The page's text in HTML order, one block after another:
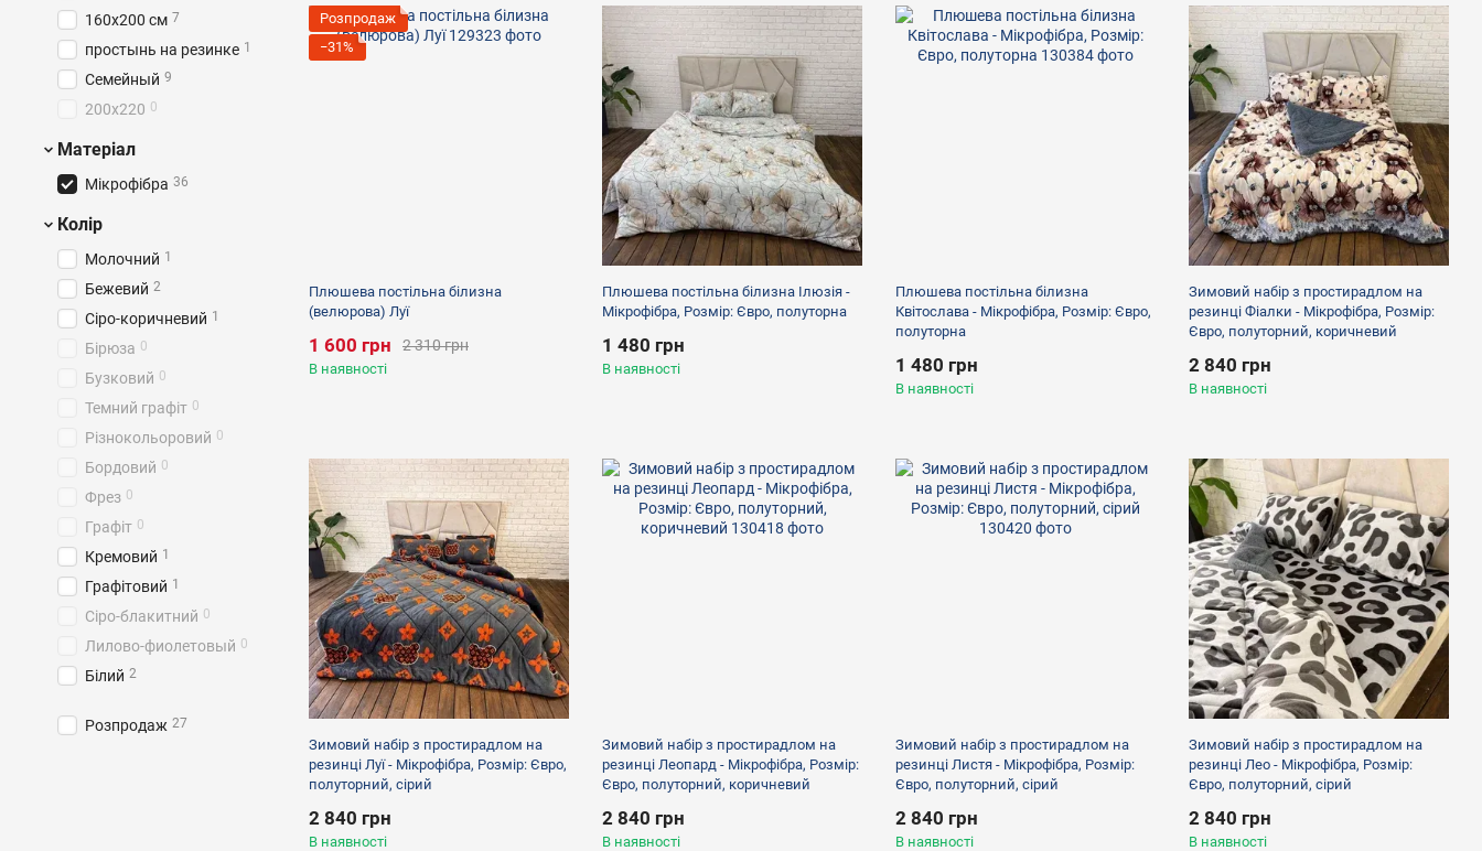
Розпродаж
−31%
Плюшева постільна білизна
(велюрова) Луї
2 310 грн
1 600 грн
В наявності
Плюшева постільна білизна Ілюзія -
Мікрофібра, Розмір: Євро, полуторна
1 480 грн
В наявності
Плюшева постільна білизна
Квітослава - Мікрофібра, Розмір: Євро,
полуторна
1 480 грн
В наявності
Зимовий набір з простирадлом на
резинці Фіалки - Мікрофібра, Розмір:
Євро, полуторний, коричневий
2 840 грн
В наявності
Зимовий набір з простирадлом на
резинці Луї - Мікрофібра, Розмір: Євро,
полуторний, сірий
2 840 грн
В наявності
Зимовий набір з простирадлом на
резинці Леопард - Мікрофібра, Розмір:
Євро, полуторний, коричневий
2 840 грн
В наявності
Зимовий набір з простирадлом на
резинці Листя - Мікрофібра, Розмір:
Євро, полуторний, сірий
2 840 грн
В наявності
Зимовий набір з простирадлом на
резинці Лео - Мікрофібра, Розмір:
Євро, полуторний, сірий
2 840 грн
В наявності
160х200 см 7
простынь на резинке 1
Семейный 9
200x220 0
Матеріал
Мікрофібра 36
Колір
Молочний 1
Бежевий 2
Сіро-коричневий 1
Бірюза 0
Бузковий 0
Темний графіт 0
Різнокольоровий 0
Бордовий 0
Фрез 0
Графіт 0
Кремовий 1
Графітовий 1
Сіро-блакитний 0
Лилово-фиолетовый 0
Білий 2
Помаранчевий
Розпродаж 27